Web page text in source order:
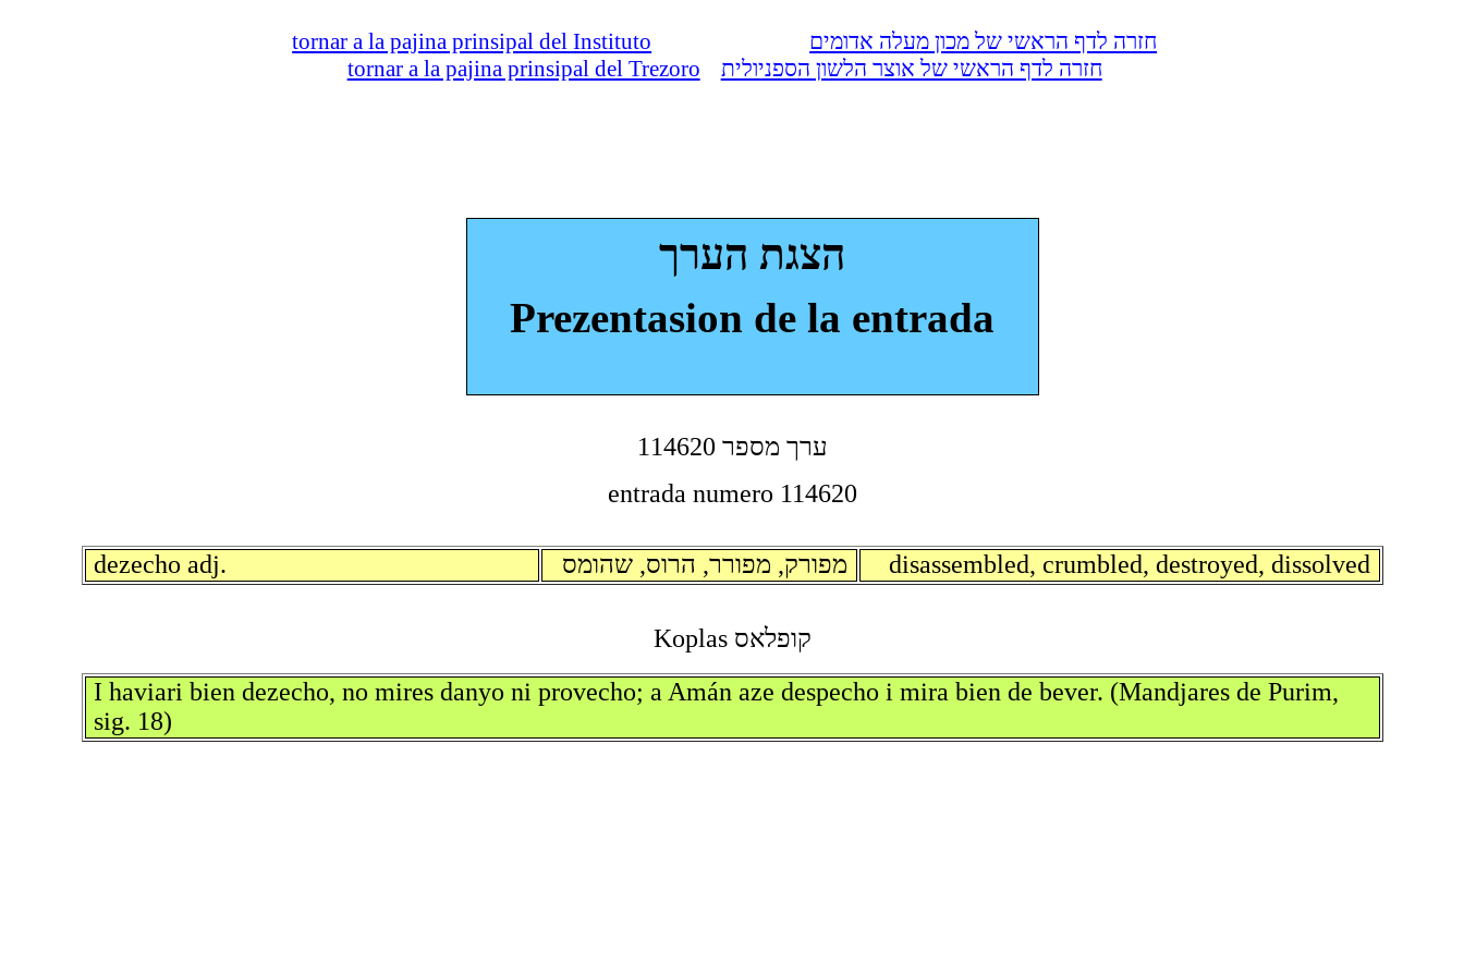
חזרה לדף הראשי של מכון מעלה אדומים
tornar a la pajina prinsipal del Instituto
חזרה לדף הראשי של אוצר הלשון הספניולית
tornar a la pajina prinsipal del Trezoro
הצגת הערך
Prezentasion de la entrada
114620 ערך מספר
entrada numero 114620
dezecho adj. מפורק, מפורר, הרוס, שהומס disassembled, crumbled, destroyed, dissolved
קופלאס Koplas
I haviari bien dezecho, no mires danyo ni provecho; a Amán aze despecho i mira bien de bever. (Mandjares de Purim,
sig. 18)